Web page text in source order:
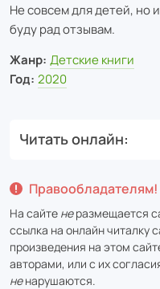
Не совсем для детей, но
буду рад отзывам.
Жанр: Детские книги
Год: 2020
Читать онлайн
Правообладателям!
На сайте неразмещается
ссылка на онлайн читалку
произведения на этом
авторами, или с их
ненарушаются.